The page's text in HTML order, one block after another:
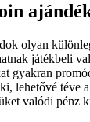
olyan
játékbeli
gyakran
lehetővé téve
valódi pénz